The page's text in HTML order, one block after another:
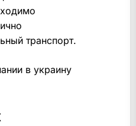
транспорт.